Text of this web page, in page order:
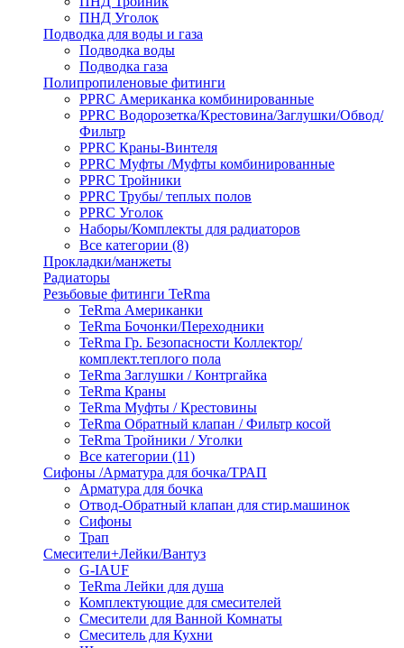
ПНД Уголок
Подводка для воды и газа
Подводка воды
Подводка газа
Полипропиленовые фитинги
PPRC Американка комбинированные
PPRC Водорозетка/Крестовина/Заглушки/Обвод/
Фильтр
PPRC Краны-Винтеля
PPRC Муфты /Муфты комбинированные
PPRC Тройники
PPRC Трубы/ теплых полов
PPRC Уголок
Наборы/Комплекты для радиаторов
Все категории (8)
Прокладки/манжеты
Радиаторы
Резьбовые фитинги TeRma
TeRma Американки
TeRma Бочонки/Переходники
TeRma Гр. Безопасности Коллектор/
комплект.теплого пола
TeRma Заглушки / Контргайка
TeRma Краны
TeRma Муфты / Крестовины
TeRma Обратный клапан / Фильтр косой
TeRma Тройники / Уголки
Все категории (11)
Сифоны /Арматура для бочка/ТРАП
Арматура для бочка
Отвод-Обратный клапан для стир.машинок
Сифоны
Трап
Смесители+Лейки/Вантуз
G-IAUF
TeRma Лейки для душа
Комплектующие для смесителей
Смесители для Ванной Комнаты
Смеситель для Кухни